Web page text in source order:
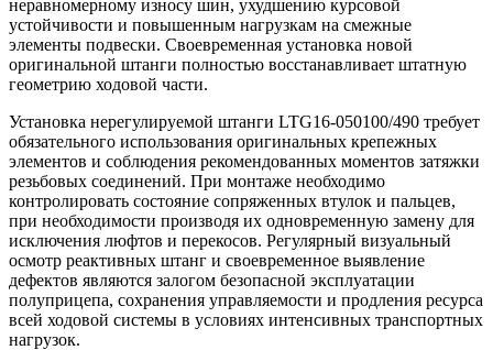
неравномерному износу шин, ухудшению курсовой
устойчивости и повышенным нагрузкам на смежные
элементы подвески. Своевременная установка новой
оригинальной штанги полностью восстанавливает штатную
геометрию ходовой части.
Установка нерегулируемой штанги LTG16-050100/490 требует
обязательного использования оригинальных крепежных
элементов и соблюдения рекомендованных моментов затяжки
резьбовых соединений. При монтаже необходимо
контролировать состояние сопряженных втулок и пальцев,
при необходимости производя их одновременную замену для
исключения люфтов и перекосов. Регулярный визуальный
осмотр реактивных штанг и своевременное выявление
дефектов являются залогом безопасной эксплуатации
полуприцепа, сохранения управляемости и продления ресурса
всей ходовой системы в условиях интенсивных транспортных
нагрузок.